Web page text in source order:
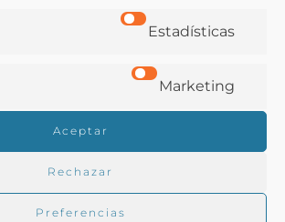
Estadísticas
Marketing
Aceptar
Rechazar
Preferencias
COMPARTIR
en la biblioteca